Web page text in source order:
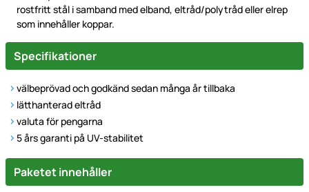
rostfritt stål i samband med elband, eltråd/polytråd eller elrep
som innehåller koppar.
Specifikationer
välbeprövad och godkänd sedan många år tillbaka
lätthanterad eltråd
valuta för pengarna
5 års garanti på UV-stabilitet
Paketet innehåller